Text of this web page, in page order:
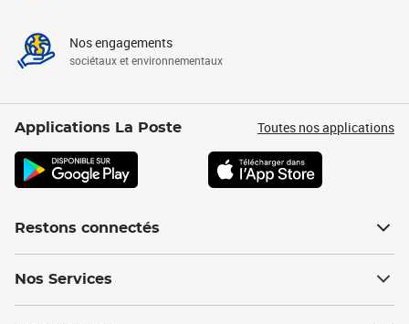
Nos engagements
sociétaux et environnementaux
Applications La Poste Toutes nos applications
Restons connectés
Nos Services